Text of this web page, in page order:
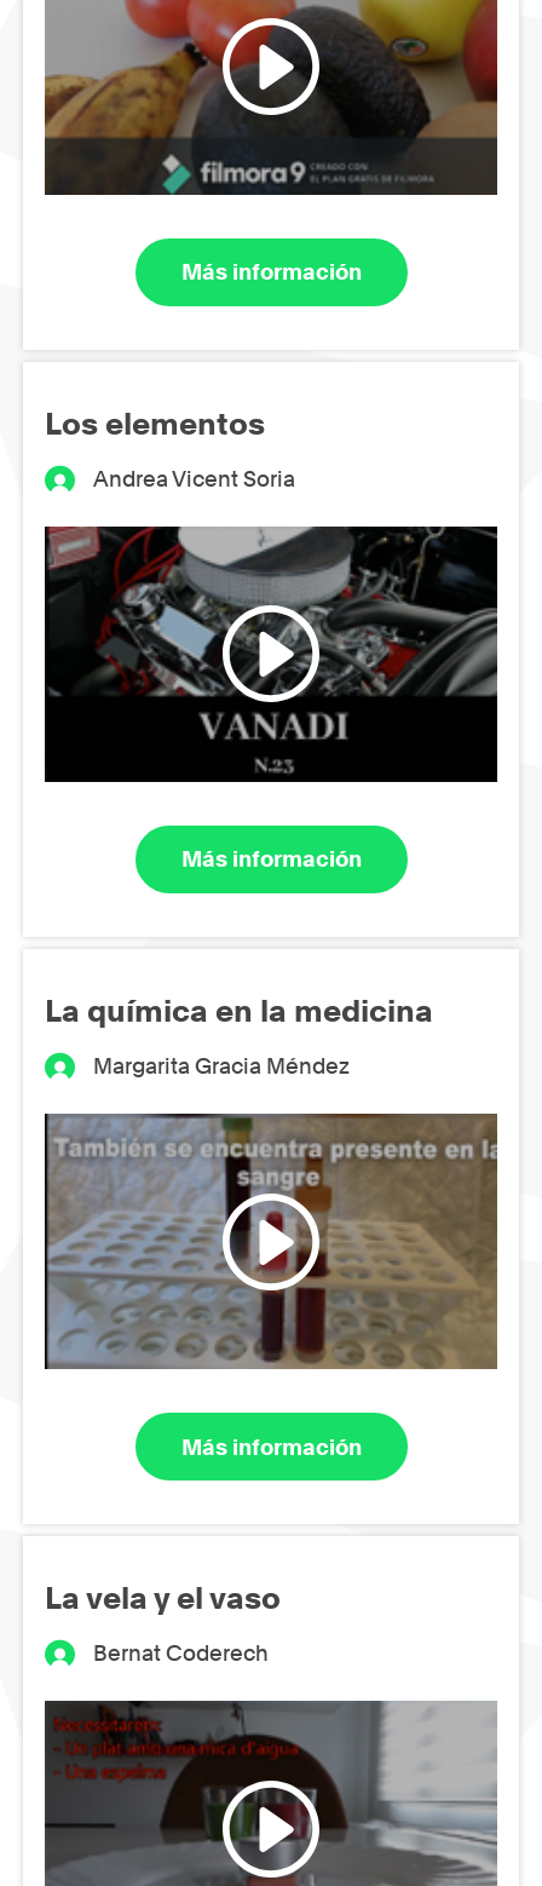
Más información
Los elementos
Andrea Vicent Soria
Más información
La química en la medicina
Margarita Gracia Méndez
Más información
La vela y el vaso
Bernat Coderech